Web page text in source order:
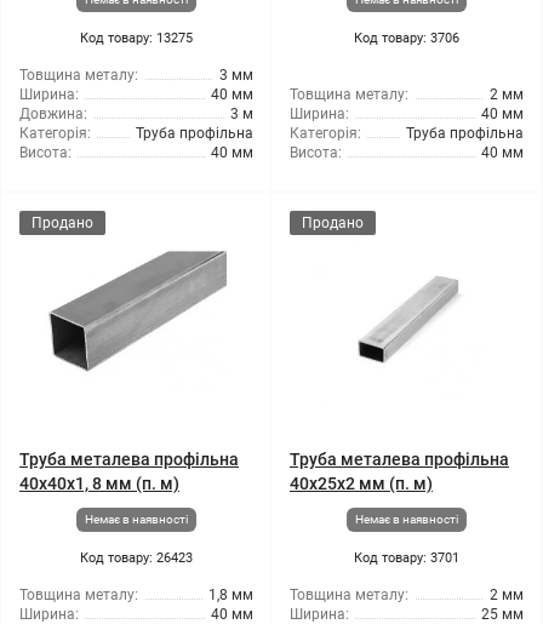
Код товару: 13275
Товщина металу:
3 мм
Ширина:
40 мм
Довжина:
3 м
Категорія:
Труба профільна
Висота:
40 мм
Код товару: 3706
Товщина металу:
2 мм
Ширина:
40 мм
Категорія:
Труба профільна
Висота:
40 мм
Продано
Труба металева профільна
40x40x1, 8 мм (п. м)
Немає в наявності
Код товару: 26423
Товщина металу:
1,8 мм
Ширина:
40 мм
Продано
Труба металева профільна
40x25x2 мм (п. м)
Немає в наявності
Код товару: 3701
Товщина металу:
2 мм
Ширина:
25 мм